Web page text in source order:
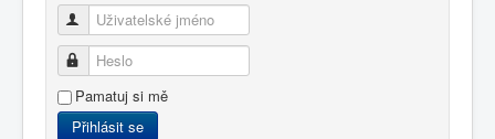
Uživatelské jméno
Heslo
Pamatuj si mě
Přihlásit se